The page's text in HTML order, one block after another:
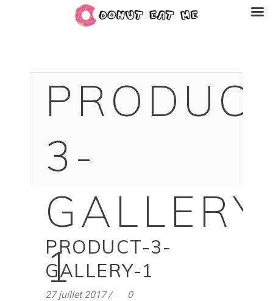
3-
1
PRODUCT-3-
GALLERY-1
27 juillet 2017 0